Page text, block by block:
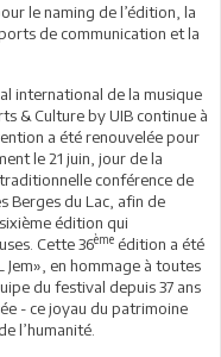
le naming de l’édition, la
de communication et la
international de la musique
& Culture by UIB continue à
a été renouvelée pour
le 21 juin, jour de la
conférence de
Berges du Lac, afin de
édition qui
Cette 36ème édition a été
Jem», en hommage à toutes
du festival depuis 37 ans
- ce joyau du patrimoine
l’humanité.